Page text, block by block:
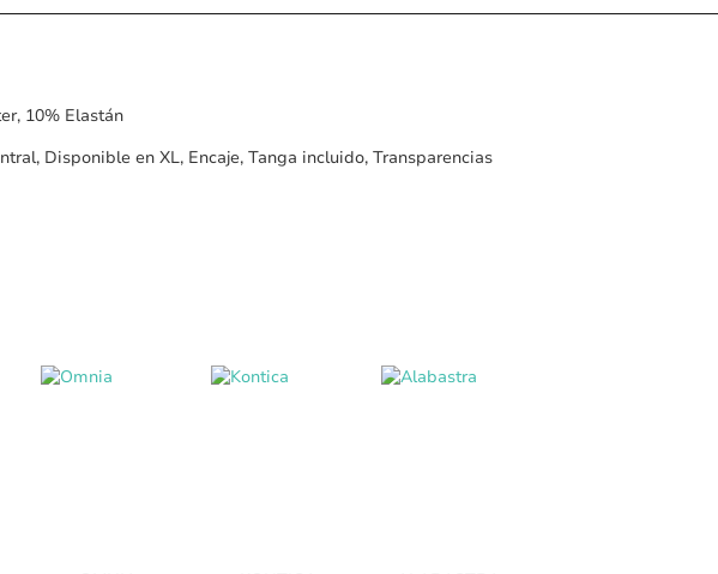
10% Elastán
Disponible en XL, Encaje, Tanga incluido, Transparencias